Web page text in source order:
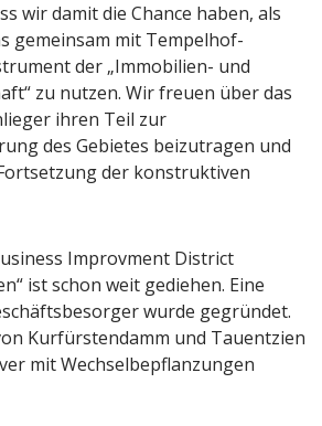
wir damit die Chance haben, als
gemeinsam mit Tempelhof-
der „Immobilien- und
zu nutzen. Wir freuen über das
ihren Teil zur
des Gebietes beizutragen und
der konstruktiven
Improvment District
ist schon weit gediehen. Eine
wurde gegründet.
Kurfürstendamm und Tauentzien
mit Wechselbepflanzungen